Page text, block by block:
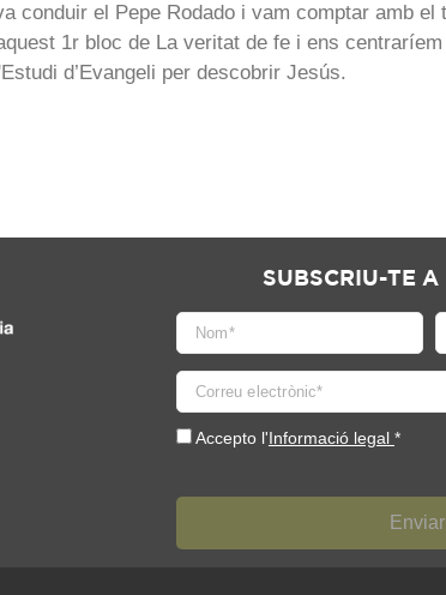
conduir el Pepe Rodado i vam comptar amb el
1r bloc de La veritat de fe i ens
d’Evangeli per descobrir Jesús.
SUBSCRIU-TE
Accepto l'Informació legal *